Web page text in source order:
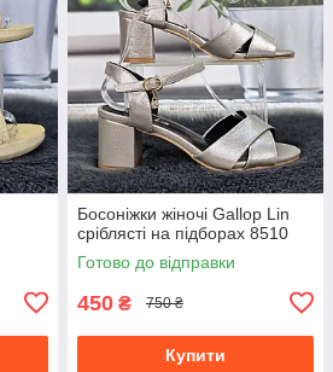
Босоніжки жіночі Gallop Lin
сріблясті на підборах 8510
Готово до відправки
450 ₴ 750 ₴
Купити